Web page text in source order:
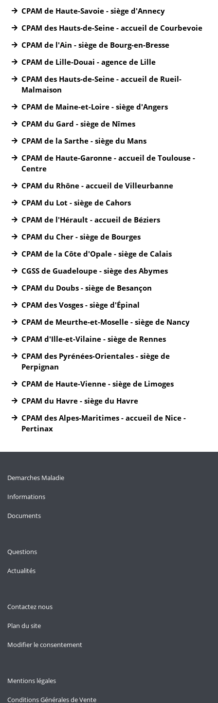
CPAM de Haute-Savoie - siège d'Annecy
CPAM des Hauts-de-Seine - accueil de Courbevoie
CPAM de l'Ain - siège de Bourg-en-Bresse
CPAM de Lille-Douai - agence de Lille
CPAM des Hauts-de-Seine - accueil de Rueil-
Malmaison
CPAM de Maine-et-Loire - siège d'Angers
CPAM du Gard - siège de Nîmes
CPAM de la Sarthe - siège du Mans
CPAM de Haute-Garonne - accueil de Toulouse -
Centre
CPAM du Rhône - accueil de Villeurbanne
CPAM du Lot - siège de Cahors
CPAM de l'Hérault - accueil de Béziers
CPAM du Cher - siège de Bourges
CPAM de la Côte d'Opale - siège de Calais
CGSS de Guadeloupe - siège des Abymes
CPAM du Doubs - siège de Besançon
CPAM des Vosges - siège d'Épinal
CPAM de Meurthe-et-Moselle - siège de Nancy
CPAM d'Ille-et-Vilaine - siège de Rennes
CPAM des Pyrénées-Orientales - siège de
Perpignan
CPAM de Haute-Vienne - siège de Limoges
CPAM du Havre - siège du Havre
CPAM des Alpes-Maritimes - accueil de Nice -
Pertinax
Demarches Maladie
Informations
Documents
Questions
Actualités
Contactez nous
Plan du site
Modifier le consentement
Mentions légales
Conditions Générales de Vente